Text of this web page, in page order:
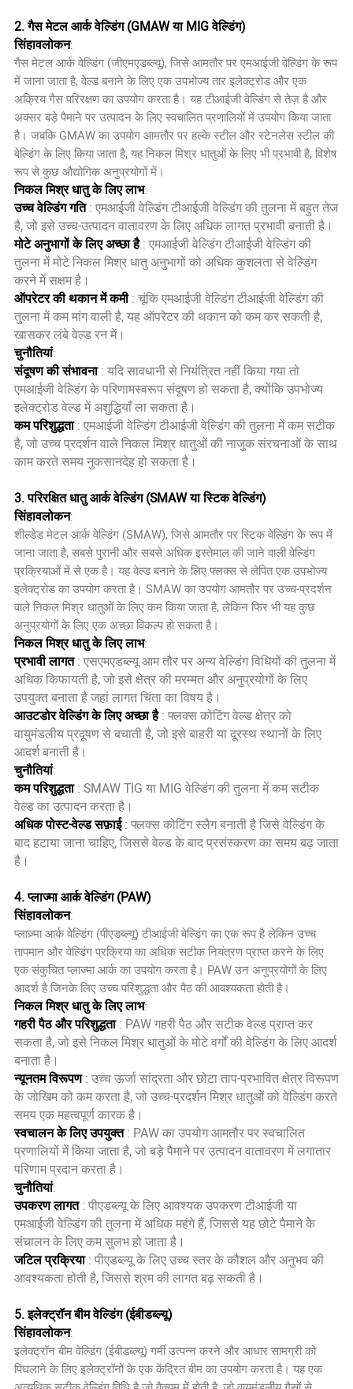
2. गैस मेटल आर्क वेल्डिंग (GMAW या MIG वेल्डिंग)
सिंहावलोकन:
गैस मेटल आर्क वेल्डिंग (जीएमएडब्ल्यू), जिसे आमतौर पर एमआईजी वेल्डिंग के रूप
में जाना जाता है, वेल्ड बनाने के लिए एक उपभोज्य तार इलेक्ट्रोड और एक
अक्रिय गैस परिरक्षण का उपयोग करता है। यह टीआईजी वेल्डिंग से तेज़ है और
अक्सर बड़े पैमाने पर उत्पादन के लिए स्वचालित प्रणालियों में उपयोग किया जाता
है। जबकि GMAW का उपयोग आमतौर पर हल्के स्टील और स्टेनलेस स्टील की
वेल्डिंग के लिए किया जाता है, यह निकल मिश्र धातुओं के लिए भी प्रभावी है, विशेष
रूप से कुछ औद्योगिक अनुप्रयोगों में।
निकल मिश्र धातु के लिए लाभ:
उच्च वेल्डिंग गति: एमआईजी वेल्डिंग टीआईजी वेल्डिंग की तुलना में बहुत तेज
है, जो इसे उच्च-उत्पादन वातावरण के लिए अधिक लागत प्रभावी बनाती है।
मोटे अनुभागों के लिए अच्छा है: एमआईजी वेल्डिंग टीआईजी वेल्डिंग की
तुलना में मोटे निकल मिश्र धातु अनुभागों को अधिक कुशलता से वेल्डिंग
करने में सक्षम है।
ऑपरेटर की थकान में कमी: चूंकि एमआईजी वेल्डिंग टीआईजी वेल्डिंग की
तुलना में कम मांग वाली है, यह ऑपरेटर की थकान को कम कर सकती है,
खासकर लंबे वेल्ड रन में।
चुनौतियां:
संदूषण की संभावना: यदि सावधानी से नियंत्रित नहीं किया गया तो
एमआईजी वेल्डिंग के परिणामस्वरूप संदूषण हो सकता है, क्योंकि उपभोज्य
इलेक्ट्रोड वेल्ड में अशुद्धियाँ ला सकता है।
कम परिशुद्धता: एमआईजी वेल्डिंग टीआईजी वेल्डिंग की तुलना में कम सटीक
है, जो उच्च प्रदर्शन वाले निकल मिश्र धातुओं की नाजुक संरचनाओं के साथ
काम करते समय नुकसानदेह हो सकता है।
3. परिरक्षित धातु आर्क वेल्डिंग (SMAW या स्टिक वेल्डिंग)
सिंहावलोकन:
शील्डेड मेटल आर्क वेल्डिंग (SMAW), जिसे आमतौर पर स्टिक वेल्डिंग के रूप में
जाना जाता है, सबसे पुरानी और सबसे अधिक इस्तेमाल की जाने वाली वेल्डिंग
प्रक्रियाओं में से एक है। यह वेल्ड बनाने के लिए फ्लक्स से लेपित एक उपभोज्य
इलेक्ट्रोड का उपयोग करता है। SMAW का उपयोग आमतौर पर उच्च-प्रदर्शन
वाले निकल मिश्र धातुओं के लिए कम किया जाता है, लेकिन फिर भी यह कुछ
अनुप्रयोगों के लिए एक अच्छा विकल्प हो सकता है।
निकल मिश्र धातु के लिए लाभ:
प्रभावी लागत: एसएमएडब्ल्यू आम तौर पर अन्य वेल्डिंग विधियों की तुलना में
अधिक किफायती है, जो इसे क्षेत्र की मरम्मत और अनुप्रयोगों के लिए
उपयुक्त बनाता है जहां लागत चिंता का विषय है।
आउटडोर वेल्डिंग के लिए अच्छा है: फ्लक्स कोटिंग वेल्ड क्षेत्र को
वायुमंडलीय प्रदूषण से बचाती है, जो इसे बाहरी या दूरस्थ स्थानों के लिए
आदर्श बनाती है।
चुनौतियां:
कम परिशुद्धता: SMAW TIG या MIG वेल्डिंग की तुलना में कम सटीक
वेल्ड का उत्पादन करता है।
अधिक पोस्ट-वेल्ड सफ़ाई: फ्लक्स कोटिंग स्लैग बनाती है जिसे वेल्डिंग के
बाद हटाया जाना चाहिए, जिससे वेल्ड के बाद प्रसंस्करण का समय बढ़ जाता
है।
4. प्लाज्मा आर्क वेल्डिंग (PAW)
सिंहावलोकन:
प्लाज़्मा आर्क वेल्डिंग (पीएडब्ल्यू) टीआईजी वेल्डिंग का एक रूप है लेकिन उच्च
तापमान और वेल्डिंग प्रक्रिया का अधिक सटीक नियंत्रण प्राप्त करने के लिए
एक संकुचित प्लाज्मा आर्क का उपयोग करता है। PAW उन अनुप्रयोगों के लिए
आदर्श है जिनके लिए उच्च परिशुद्धता और पैठ की आवश्यकता होती है।
निकल मिश्र धातु के लिए लाभ:
गहरी पैठ और परिशुद्धता: PAW गहरी पैठ और सटीक वेल्ड प्राप्त कर
सकता है, जो इसे निकल मिश्र धातुओं के मोटे वर्गों की वेल्डिंग के लिए आदर्श
बनाता है।
न्यूनतम विरूपण: उच्च ऊर्जा सांद्रता और छोटा ताप-प्रभावित क्षेत्र विरूपण
के जोखिम को कम करता है, जो उच्च-प्रदर्शन मिश्र धातुओं को वेल्डिंग करते
समय एक महत्वपूर्ण कारक है।
स्वचालन के लिए उपयुक्त: PAW का उपयोग आमतौर पर स्वचालित
प्रणालियों में किया जाता है, जो बड़े पैमाने पर उत्पादन वातावरण में लगातार
परिणाम प्रदान करता है।
चुनौतियां:
उपकरण लागत: पीएडब्ल्यू के लिए आवश्यक उपकरण टीआईजी या
एमआईजी वेल्डिंग की तुलना में अधिक महंगे हैं, जिससे यह छोटे पैमाने के
संचालन के लिए कम सुलभ हो जाता है।
जटिल प्रक्रिया: पीएडब्ल्यू के लिए उच्च स्तर के कौशल और अनुभव की
आवश्यकता होती है, जिससे श्रम की लागत बढ़ सकती है।
5. इलेक्ट्रॉन बीम वेल्डिंग (ईबीडब्ल्यू)
सिंहावलोकन:
इलेक्ट्रॉन बीम वेल्डिंग (ईबीडब्ल्यू) गर्मी उत्पन्न करने और आधार सामग्री को
पिघलाने के लिए इलेक्ट्रॉनों के एक केंद्रित बीम का उपयोग करता है। यह एक